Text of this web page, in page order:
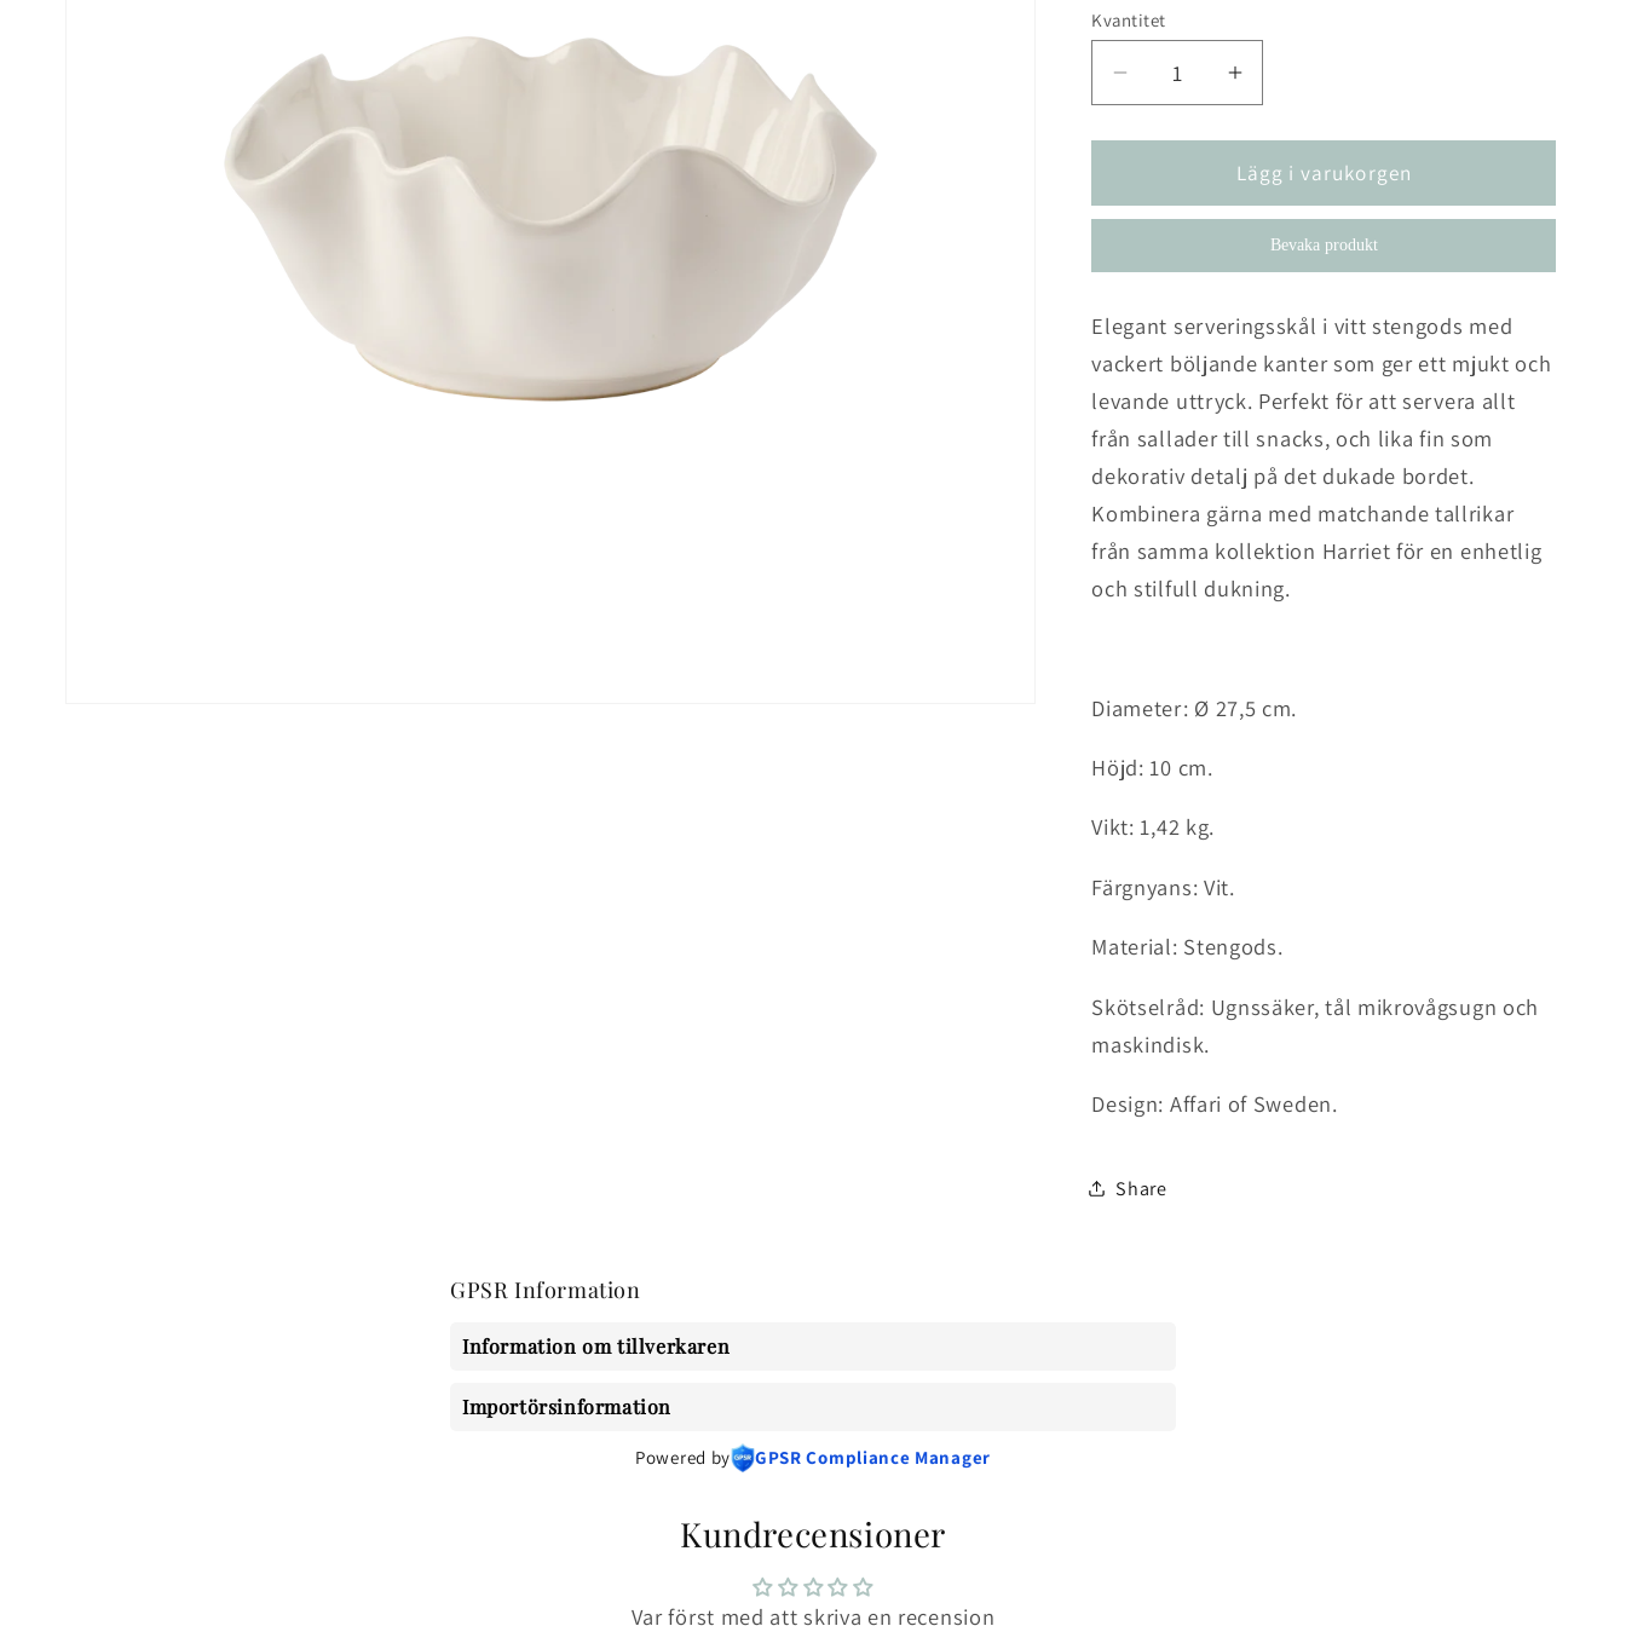
Kvantitet
Kvantitet
Minska
kvantitet
för
Serveringsskål
Harriet
Öka
kvantitet
för
Serveringsskål
Harriet
Lägg i varukorgen
Bevaka produkt
Elegant serveringsskål i vitt stengods med
vackert böljande kanter som ger ett mjukt och
levande uttryck. Perfekt för att servera allt
från sallader till snacks, och lika fin som
dekorativ detalj på det dukade bordet.
Kombinera gärna med matchande tallrikar
från samma kollektion Harriet för en enhetlig
och stilfull dukning.
Diameter: Ø 27,5 cm.
Höjd: 10 cm.
Vikt: 1,42 kg.
Färgnyans: Vit.
Material: Stengods.
Skötselråd: Ugnssäker, tål mikrovågsugn och
maskindisk.
Design: Affari of Sweden.
Share
GPSR Information
Information om tillverkaren
Importörsinformation
Powered by GPSR Compliance Manager
Kundrecensioner
Var först med att skriva en recension